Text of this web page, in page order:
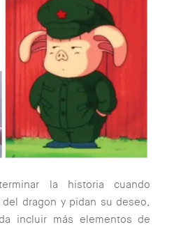
la historia cuando
dragon y pidan su deseo,
incluir más elementos de